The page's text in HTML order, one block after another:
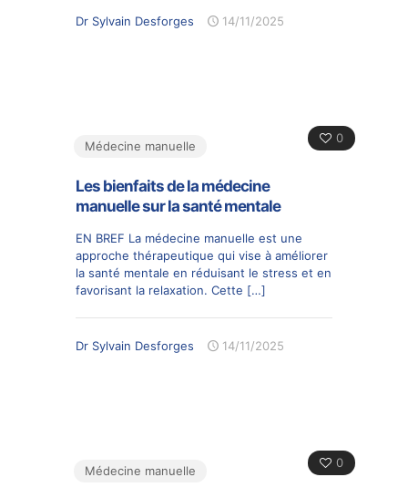
Dr Sylvain Desforges 14/11/2025
0
Médecine manuelle
Les bienfaits de la médecine
manuelle sur la santé mentale
EN BREF La médecine manuelle est une
approche thérapeutique qui vise à améliorer
la santé mentale en réduisant le stress et en
favorisant la relaxation. Cette […]
Dr Sylvain Desforges 14/11/2025
0
Médecine manuelle